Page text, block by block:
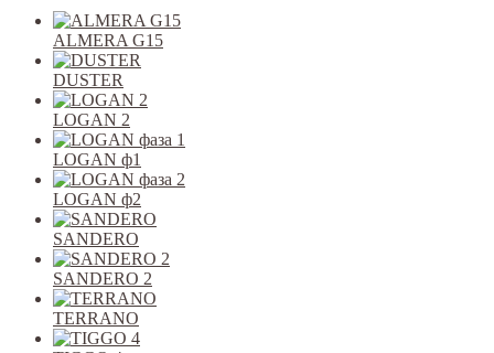
ALMERA G15
DUSTER
LOGAN 2
LOGAN ф1
LOGAN ф2
SANDERO
SANDERO 2
TERRANO